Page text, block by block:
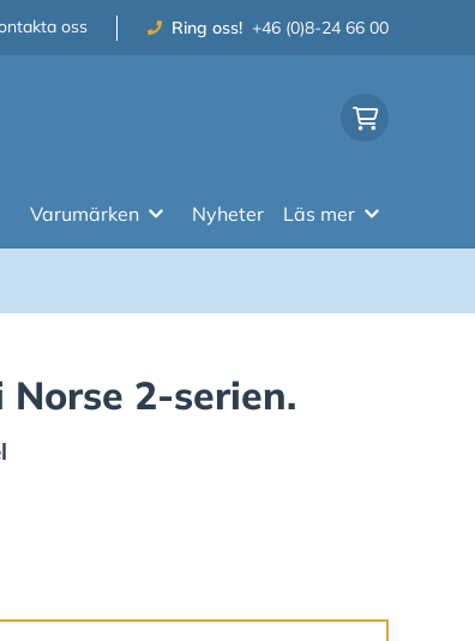
oss Ring oss! +46 (0)8-24 66 00
Varumärken Nyheter Läs mer
2-serien.